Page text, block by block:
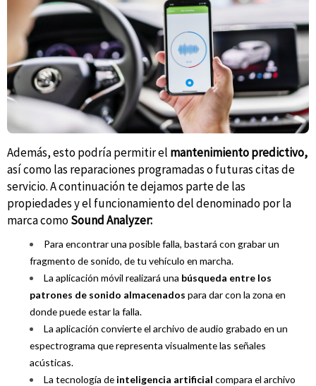
Además, esto podría permitir el mantenimiento predictivo,
así como las reparaciones programadas o futuras citas de
servicio. A continuación te dejamos parte de las
propiedades y el funcionamiento del denominado por la
marca comoSound Analyzer:
Para encontrar una posible falla, bastará con grabar un
fragmento de sonido, de tu vehículo en marcha.
La aplicación móvil realizará una búsqueda entre los
patrones de sonido almacenados para dar con la zona en
donde puede estar la falla.
La aplicación convierte el archivo de audio grabado en un
espectrograma que representa visualmente las señales
acústicas.
La tecnología de inteligencia artificial compara el archivo